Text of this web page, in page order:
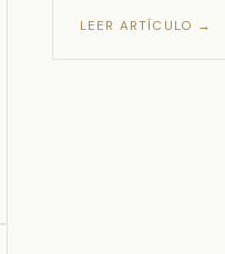
LEER ARTÍCULO →